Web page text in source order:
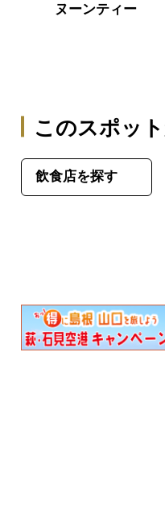
ヌーンティー
このスポッ
飲食店を探す